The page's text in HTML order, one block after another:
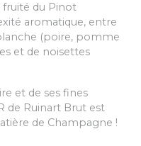
fruité du Pinot
aromatique, entre
(poire, pomme
et de noisettes
et de ses fines
de Ruinart Brut est
de Champagne !